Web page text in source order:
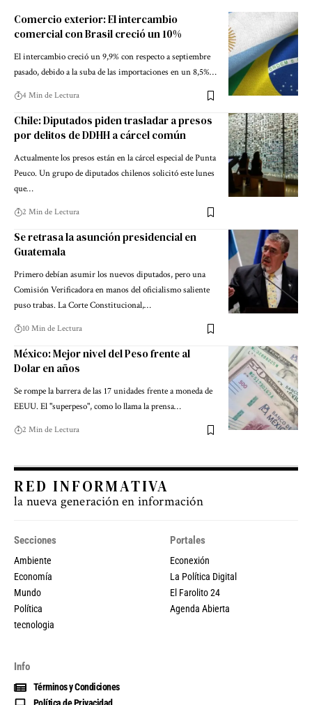
Comercio exterior: El intercambio
comercial con Brasil creció un 10%
El intercambio creció un 9,9% con respecto a septiembre
pasado, debido a la suba de las importaciones en un 8,5%…
4 Min de Lectura
Chile: Diputados piden trasladar a presos
por delitos de DDHH a cárcel común
Actualmente los presos están en la cárcel especial de Punta
Peuco. Un grupo de diputados chilenos solicitó este lunes
que…
2 Min de Lectura
Se retrasa la asunción presidencial en
Guatemala
Primero debían asumir los nuevos diputados, pero una
Comisión Verificadora en manos del oficialismo saliente
puso trabas. La Corte Constitucional,…
10 Min de Lectura
México: Mejor nivel del Peso frente al
Dolar en años
Se rompe la barrera de las 17 unidades frente a moneda de
EEUU. El "superpeso", como lo llama la prensa…
2 Min de Lectura
RED INFORMATIVA
la nueva generación en información
Secciones
Ambiente
Economía
Mundo
Política
tecnologia
Portales
Econexión
La Política Digital
El Farolito 24
Agenda Abierta
Info
Términos y Condiciones